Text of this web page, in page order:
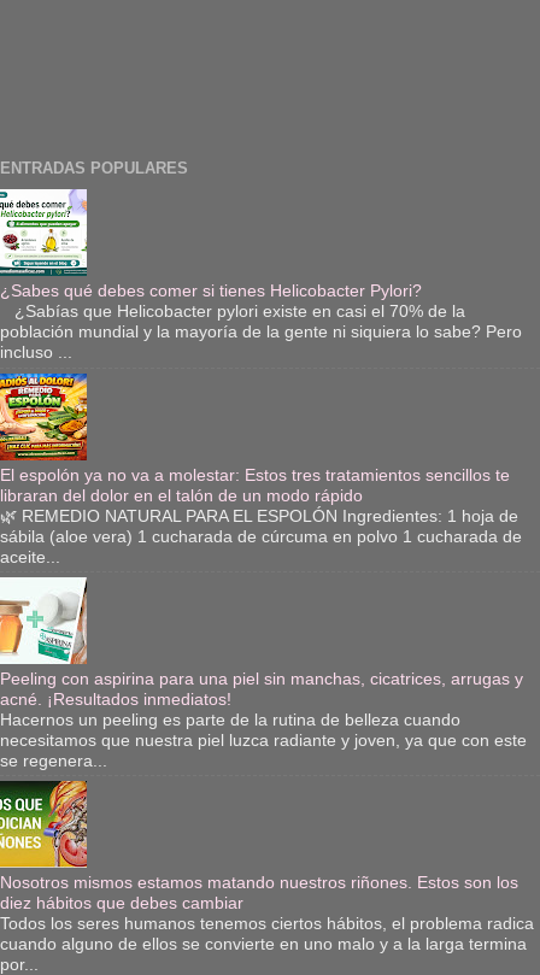
ENTRADAS POPULARES
¿Sabes qué debes comer si tienes Helicobacter Pylori?
¿Sabías que Helicobacter pylori existe en casi el 70% de la
población mundial y la mayoría de la gente ni siquiera lo sabe? Pero
incluso ...
El espolón ya no va a molestar: Estos tres tratamientos sencillos te
libraran del dolor en el talón de un modo rápido
🌿 REMEDIO NATURAL PARA EL ESPOLÓN Ingredientes: 1 hoja de
sábila (aloe vera) 1 cucharada de cúrcuma en polvo 1 cucharada de
aceite...
Peeling con aspirina para una piel sin manchas, cicatrices, arrugas y
acné. ¡Resultados inmediatos!
Hacernos un peeling es parte de la rutina de belleza cuando
necesitamos que nuestra piel luzca radiante y joven, ya que con este
se regenera...
Nosotros mismos estamos matando nuestros riñones. Estos son los
diez hábitos que debes cambiar
Todos los seres humanos tenemos ciertos hábitos, el problema radica
cuando alguno de ellos se convierte en uno malo y a la larga termina
por...